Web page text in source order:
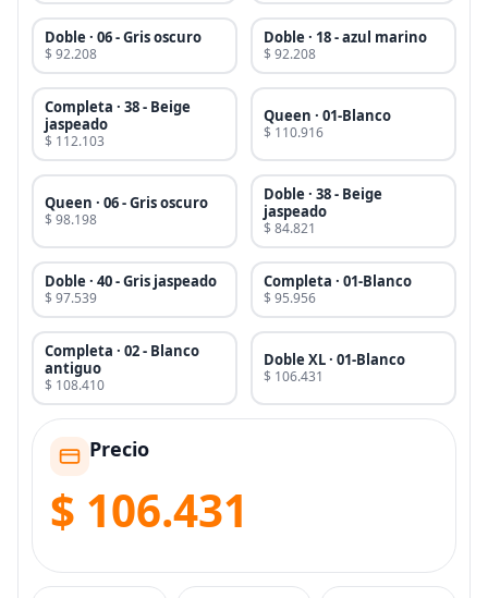
Doble · 06 - Gris oscuro
$ 92.208
Doble · 18 - azul marino
$ 92.208
Completa · 38 - Beige
jaspeado
$ 112.103
Queen · 01-Blanco
$ 110.916
Queen · 06 - Gris oscuro
$ 98.198
Doble · 38 - Beige
jaspeado
$ 84.821
Doble · 40 - Gris jaspeado
$ 97.539
Completa · 01-Blanco
$ 95.956
Completa · 02 - Blanco
antiguo
$ 108.410
Doble XL · 01-Blanco
$ 106.431
Precio
$ 106.431